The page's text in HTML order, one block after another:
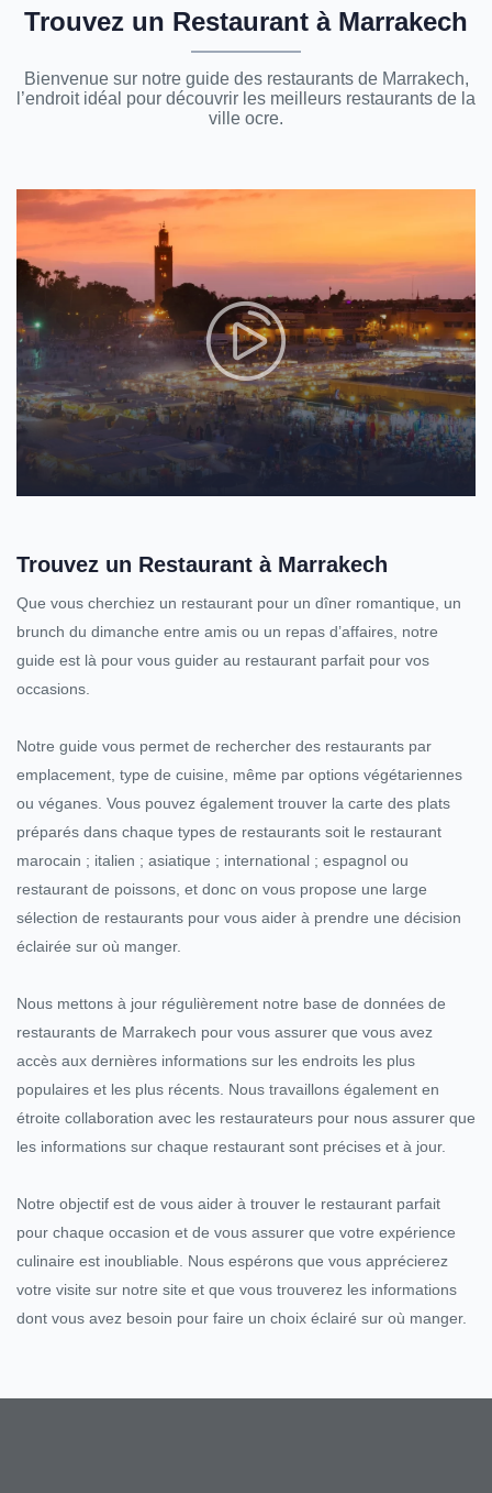
Trouvez un Restaurant à Marrakech
Bienvenue sur notre guide des restaurants de Marrakech,
l’endroit idéal pour découvrir les meilleurs restaurants de la
ville ocre.
Trouvez un Restaurant à Marrakech
Que vous cherchiez un restaurant pour un dîner romantique, un
brunch du dimanche entre amis ou un repas d’affaires, notre
guide est là pour vous guider au restaurant parfait pour vos
occasions.
Notre guide vous permet de rechercher des restaurants par
emplacement, type de cuisine, même par options végétariennes
ou véganes. Vous pouvez également trouver la carte des plats
préparés dans chaque types de restaurants soit le restaurant
marocain ; italien ; asiatique ; international ; espagnol ou
restaurant de poissons, et donc on vous propose une large
sélection de restaurants pour vous aider à prendre une décision
éclairée sur où manger.
Nous mettons à jour régulièrement notre base de données de
restaurants de Marrakech pour vous assurer que vous avez
accès aux dernières informations sur les endroits les plus
populaires et les plus récents. Nous travaillons également en
étroite collaboration avec les restaurateurs pour nous assurer que
les informations sur chaque restaurant sont précises et à jour.
Notre objectif est de vous aider à trouver le restaurant parfait
pour chaque occasion et de vous assurer que votre expérience
culinaire est inoubliable. Nous espérons que vous apprécierez
votre visite sur notre site et que vous trouverez les informations
dont vous avez besoin pour faire un choix éclairé sur où manger.